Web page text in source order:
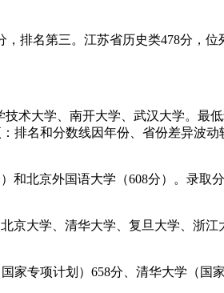
排名第三。江苏省历史类478分，位
术大学、南开大学、武汉大学。最
排名和分数线因年份、省份差异波
和北京外国语大学（608分）。录取
京大学、清华大学、复旦大学、浙
家专项计划）658分、清华大学（国